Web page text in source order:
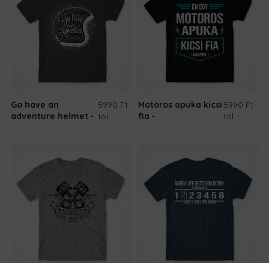
Go have an
adventure helmet
5990 Ft-
tól
Motoros apuka kicsi
fia
5990 Ft-
tól